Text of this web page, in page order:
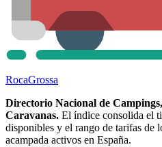
RocaGrossa
Directorio Nacional de
Caravanas. El índice consolida el
disponibles y el rango de tarifas de
acampada activos en España.